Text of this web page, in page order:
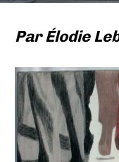
ParÉlodie